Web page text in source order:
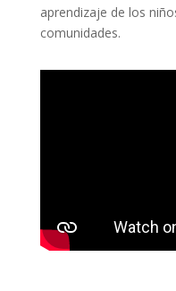
aprendizaje de los
comunidades.